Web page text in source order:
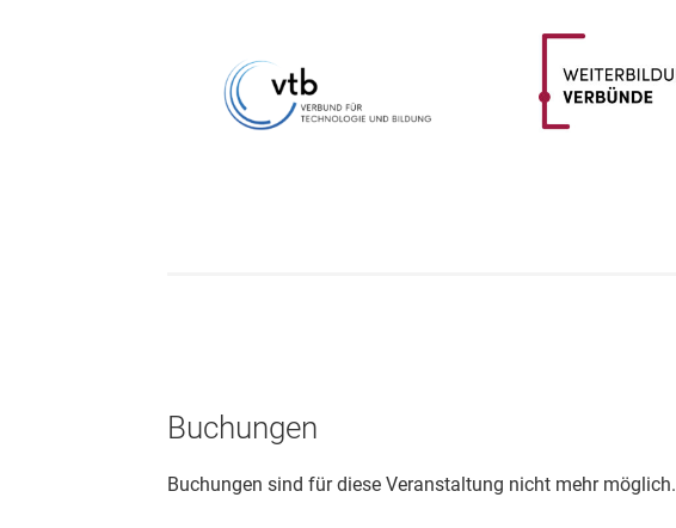
Buchungen
Buchungen sind für diese Veranstaltung nicht mehr möglich.